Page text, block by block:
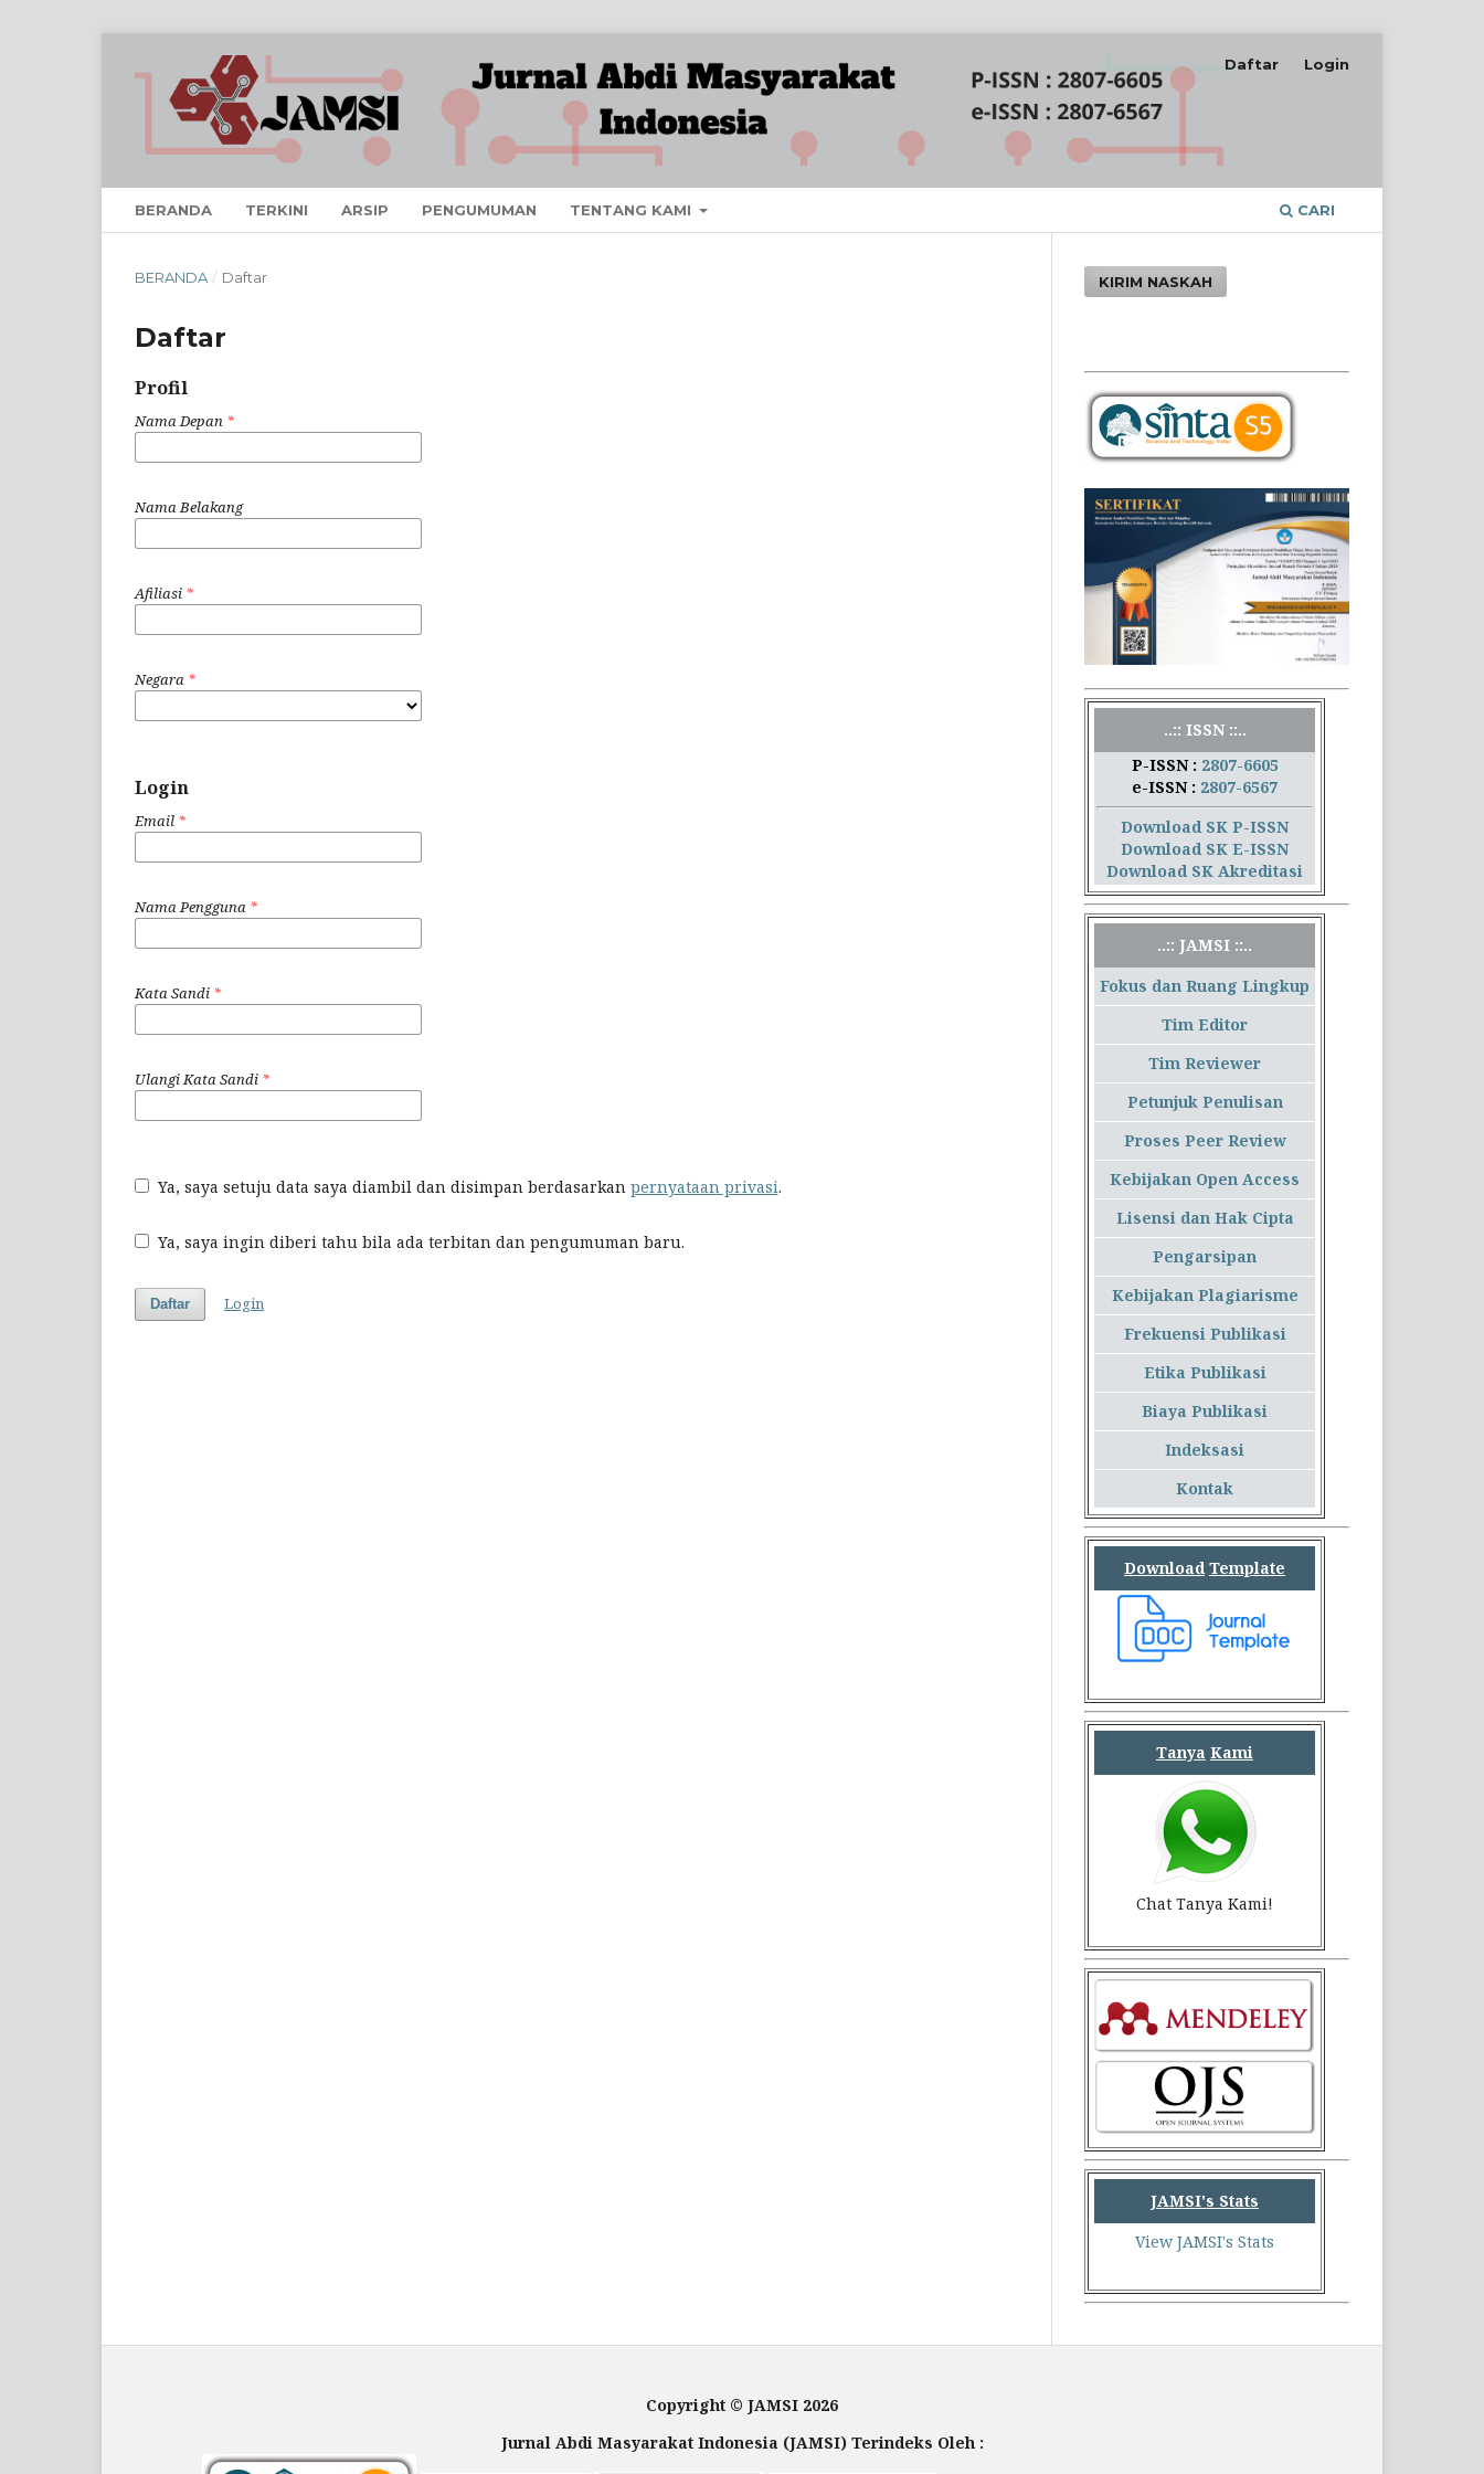
BERANDA TERKINI ARSIP PENGUMUMAN TENTANG KAMI CARI
Daftar Login
BERANDA / Daftar
Daftar
Profil
Nama Depan *
Nama Belakang
Afiliasi *
Negara *
Login
Email *
Nama Pengguna *
Kata Sandi *
Ulangi Kata Sandi *
Ya, saya setuju data saya diambil dan disimpan berdasarkan pernyataan privasi.
Ya, saya ingin diberi tahu bila ada terbitan dan pengumuman baru.
Daftar Login
KIRIM NASKAH
..:: ISSN ::..
P-ISSN : 2807-6605
e-ISSN : 2807-6567
Download SK P-ISSN
Download SK E-ISSN
Download SK Akreditasi
..:: JAMSI ::..
Fokus dan Ruang Lingkup
Tim Editor
Tim Reviewer
Petunjuk Penulisan
Proses Peer Review
Kebijakan Open Access
Lisensi dan Hak Cipta
Pengarsipan
Kebijakan Plagiarisme
Frekuensi Publikasi
Etika Publikasi
Biaya Publikasi
Indeksasi
Kontak
Download Template
Tanya Kami
Chat Tanya Kami!
JAMSI's Stats
View JAMSI's Stats
Copyright © JAMSI 2026
Jurnal Abdi Masyarakat Indonesia (JAMSI) Terindeks Oleh :